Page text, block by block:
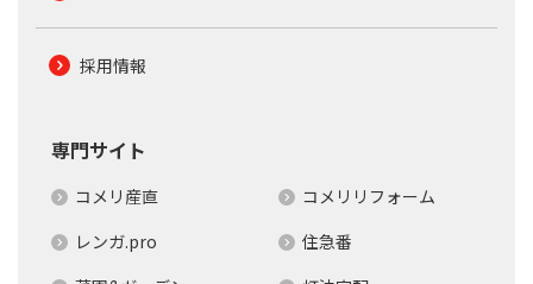
採用情報
専門サイト
コメリ産直
コメリリフォーム
レンガ.pro
住急番